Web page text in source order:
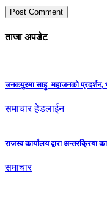
ताजा अपडेट
जनकपुरमा साहु–महाजनको प्रदर्शन,
समाचार हेडलाईन
राजस्व कार्यालय द्वारा अन्तरक्रिया
समाचार